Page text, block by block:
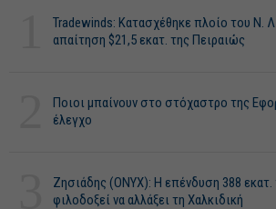
Tradewinds: Κατασχέθηκε πλοίο του Ν.
απαίτηση $21,5 εκατ. της Πειραιώς
Ποιοι μπαίνουν στο στόχαστρο της
έλεγχο
Ζησιάδης (ONYX): Η επένδυση 388
φιλοδοξεί να αλλάξει τη Χαλκιδική